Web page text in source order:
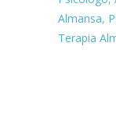
Almansa,
Terapia